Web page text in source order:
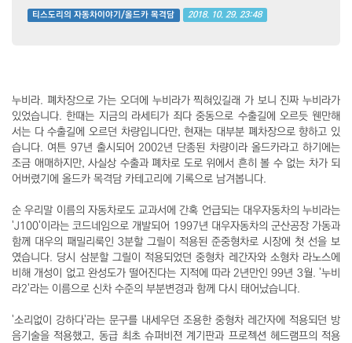
티스도리의 자동차이야기/올드카 목격담 2018. 10. 29. 23:48
누비라. 폐차장으로 가는 오더에 누비라가 찍혀있길래 가 보니 진짜 누비라가
있었습니다. 한때는 지금의 라세티가 죄다 중동으로 수출길에 오르듯 웬만해
서는 다 수출길에 오르던 차량입니다만, 현재는 대부분 폐차장으로 향하고 있
습니다. 여튼 97년 출시되어 2002년 단종된 차량이라 올드카라고 하기에는
조금 애매하지만, 사실상 수출과 폐차로 도로 위에서 흔히 볼 수 없는 차가 되
어버렸기에 올드카 목격담 카테고리에 기록으로 남겨봅니다.
순 우리말 이름의 자동차로도 교과서에 간혹 언급되는 대우자동차의 누비라는
'J100'이라는 코드네임으로 개발되어 1997년 대우자동차의 군산공장 가동과
함께 대우의 패밀리룩인 3분할 그릴이 적용된 준중형차로 시장에 첫 선을 보
였습니다. 당시 삼분할 그릴이 적용되었던 중형차 레간자와 소형차 라노스에
비해 개성이 없고 완성도가 떨어진다는 지적에 따라 2년만인 99년 3월. '누비
라2'라는 이름으로 신차 수준의 부분변경과 함께 다시 태어났습니다.
'소리없이 강하다'라는 문구를 내세우던 조용한 중형차 레간자에 적용되던 방
음기술을 적용했고, 동급 최초 슈퍼비젼 계기판과 프로젝션 헤드램프의 적용